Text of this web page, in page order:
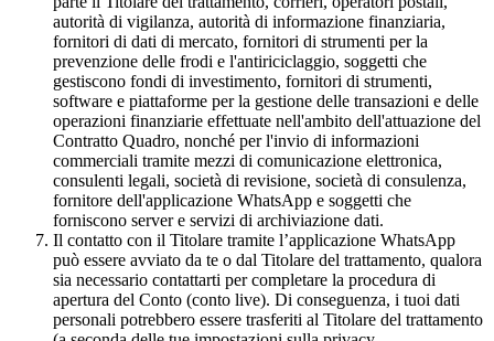
autorità di vigilanza, autorità di informazione finanziaria,
fornitori di dati di mercato, fornitori di strumenti per la
prevenzione delle frodi e l'antiriciclaggio, soggetti che
gestiscono fondi di investimento, fornitori di strumenti,
software e piattaforme per la gestione delle transazioni e delle
operazioni finanziarie effettuate nell'ambito dell'attuazione del
Contratto Quadro, nonché per l'invio di informazioni
commerciali tramite mezzi di comunicazione elettronica,
consulenti legali, società di revisione, società di consulenza,
fornitore dell'applicazione WhatsApp e soggetti che
forniscono server e servizi di archiviazione dati.
Il contatto con il Titolare tramite l’applicazione WhatsApp
può essere avviato da te o dal Titolare del trattamento, qualora
sia necessario contattarti per completare la procedura di
apertura del Conto (conto live). Di conseguenza, i tuoi dati
personali potrebbero essere trasferiti al Titolare del trattamento